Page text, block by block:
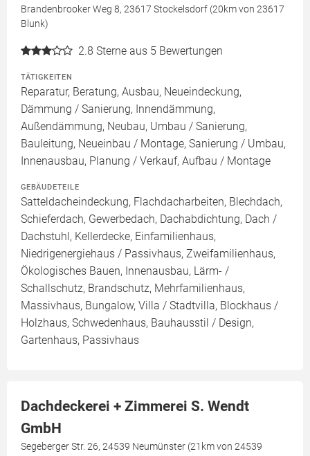
Brandenbrooker Weg 8, 23617 Stockelsdorf (20km von 23617
Blunk)
2.8 Sterne aus 5 Bewertungen
TÄTIGKEITEN
Reparatur, Beratung, Ausbau, Neueindeckung,
Dämmung / Sanierung, Innendämmung,
Außendämmung, Neubau, Umbau / Sanierung,
Bauleitung, Neueinbau / Montage, Sanierung / Umbau,
Innenausbau, Planung / Verkauf, Aufbau / Montage
GEBÄUDETEILE
Satteldacheindeckung, Flachdacharbeiten, Blechdach,
Schieferdach, Gewerbedach, Dachabdichtung, Dach /
Dachstuhl, Kellerdecke, Einfamilienhaus,
Niedrigenergiehaus / Passivhaus, Zweifamilienhaus,
Ökologisches Bauen, Innenausbau, Lärm- /
Schallschutz, Brandschutz, Mehrfamilienhaus,
Massivhaus, Bungalow, Villa / Stadtvilla, Blockhaus /
Holzhaus, Schwedenhaus, Bauhausstil / Design,
Gartenhaus, Passivhaus
Dachdeckerei + Zimmerei S. Wendt
GmbH
Segeberger Str. 26, 24539 Neumünster (21km von 24539